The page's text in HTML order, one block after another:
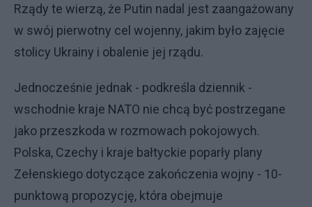
Rządy te wierzą, że Putin nadal jest zaangażowany
w swój pierwotny cel wojenny, jakim było zajęcie
stolicy Ukrainy i obalenie jej rządu.
Jednocześnie jednak - podkreśla dziennik -
wschodnie kraje NATO nie chcą być postrzegane
jako przeszkoda w rozmowach pokojowych.
Polska, Czechy i kraje bałtyckie poparły plany
Zełenskiego dotyczące zakończenia wojny - 10-
punktową propozycję, która obejmuje